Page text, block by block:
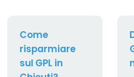
Come
risparmiare
sul GPL in